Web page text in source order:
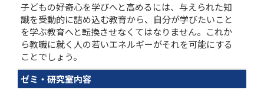
子どもの好奇心を学びへと高めるには、与えられた知
識を受動的に詰め込む教育から、自分が学びたいこと
を学ぶ教育へと転換させなくてはなりません。これか
ら教職に就く人の若いエネルギーがそれを可能にする
ことでしょう。
ゼミ・研究室内容